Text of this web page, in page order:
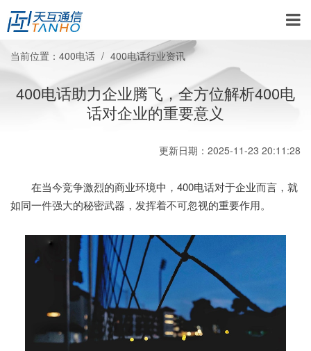
当前位置： 400电话 400电话行业资讯
400电话助力企业腾飞，全方位解析400电
话对企业的重要意义
更新日期：2025-11-23 20:11:28
在当今竞争激烈的商业环境中，400电话对于企业而言，就
如同一件强大的秘密武器，发挥着不可忽视的重要作用。